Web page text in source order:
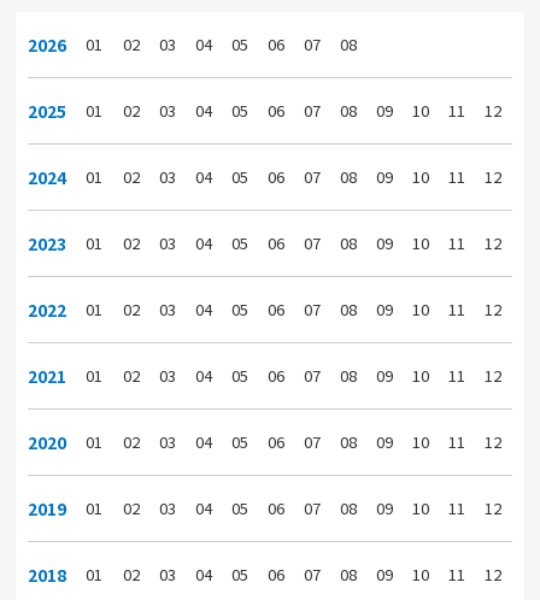
2026 01 02 03 04 05 06 07 08
2025 01 02 03 04 05 06 07 08 09 10 11 12
2024 01 02 03 04 05 06 07 08 09 10 11 12
2023 01 02 03 04 05 06 07 08 09 10 11 12
2022 01 02 03 04 05 06 07 08 09 10 11 12
2021 01 02 03 04 05 06 07 08 09 10 11 12
2020 01 02 03 04 05 06 07 08 09 10 11 12
2019 01 02 03 04 05 06 07 08 09 10 11 12
2018 01 02 03 04 05 06 07 08 09 10 11 12